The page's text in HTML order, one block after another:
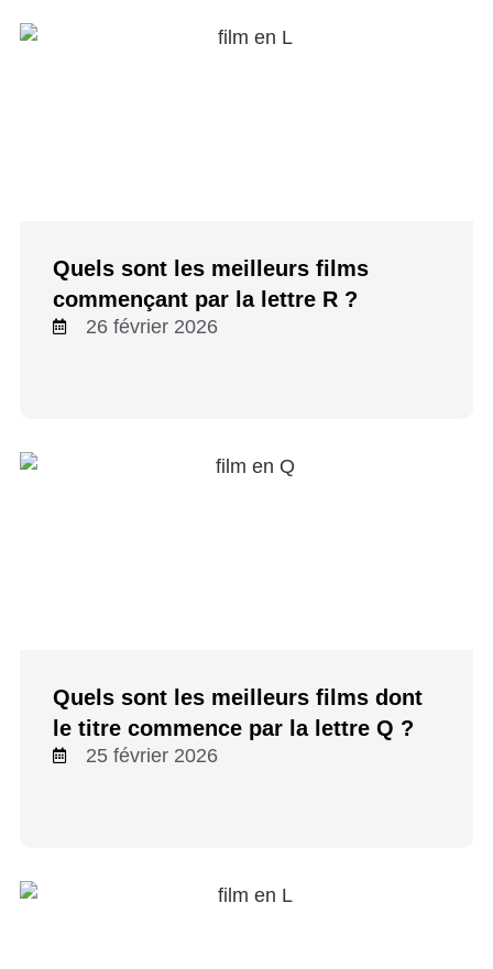
Quels sont les meilleurs films
commençant par la lettre R ?
26 février 2026
Quels sont les meilleurs films dont
le titre commence par la lettre Q ?
25 février 2026